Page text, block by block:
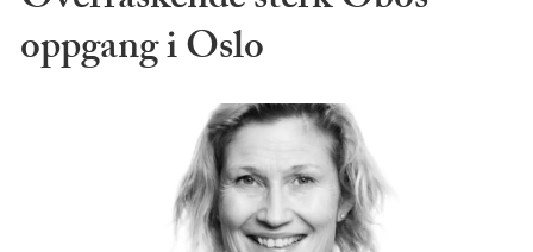
oppgang i Oslo